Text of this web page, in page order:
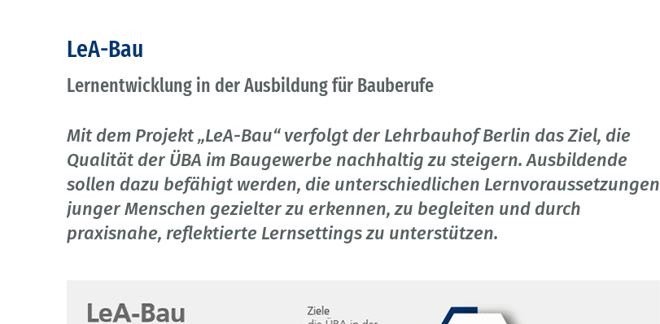
LeA-Bau
Lernentwicklung in der Ausbildung für Bauberufe
Mit dem Projekt „LeA-Bau“ verfolgt der Lehrbauhof Berlin das Ziel, die
Qualität der ÜBA im Baugewerbe nachhaltig zu steigern. Ausbildende
sollen dazu befähigt werden, die unterschiedlichen Lernvoraussetzungen
junger Menschen gezielter zu erkennen, zu begleiten und durch
praxisnahe, reflektierte Lernsettings zu unterstützen.